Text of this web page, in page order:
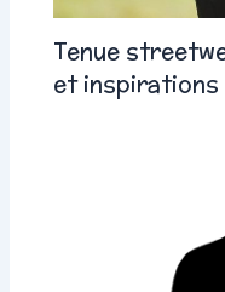
Tenue
et inspirations